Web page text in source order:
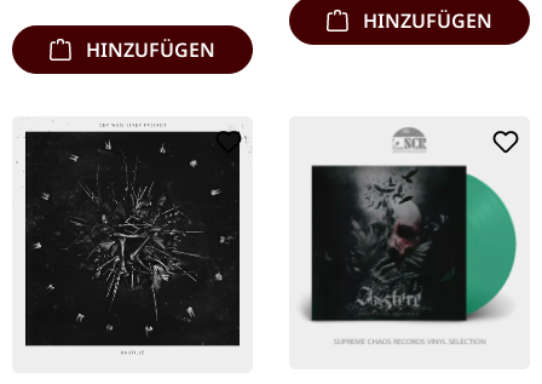
HINZUFÜGEN
HINZUFÜGEN